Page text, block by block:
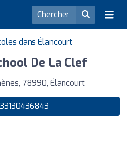
dans Élancourt
De La Clef
78990, Élancourt